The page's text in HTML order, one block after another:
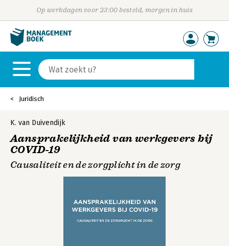
Op werkdagen voor 23:00 besteld, morgen in huis
Juridisch
K. van Duivendijk
Aansprakelijkheid van werkgevers bij
COVID-19
Causaliteit en de zorgplicht in de zorg